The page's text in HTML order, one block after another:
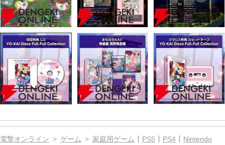
電撃オンライン ゲーム 家庭用ゲーム PS5 PS4
Nintendo